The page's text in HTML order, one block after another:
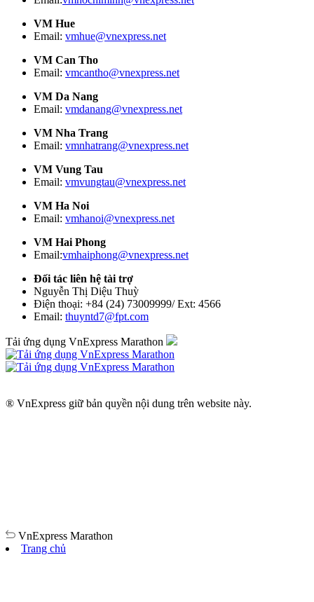
VM Hue
Email: vmhue@vnexpress.net
VM Can Tho
Email: vmcantho@vnexpress.net
VM Da Nang
Email: vmdanang@vnexpress.net
VM Nha Trang
Email: vmnhatrang@vnexpress.net
VM Vung Tau
Email: vmvungtau@vnexpress.net
VM Ha Noi
Email: vmhanoi@vnexpress.net
VM Hai Phong
Email:vmhaiphong@vnexpress.net
Đối tác liên hệ tài trợ
Nguyễn Thị Diệu Thuỳ
Điện thoại: +84 (24) 73009999/ Ext: 4566
Email: thuyntd7@fpt.com
Tải ứng dụng VnExpress Marathon
® VnExpress giữ bản quyền nội dung trên website này.
VnExpress Marathon
Trang chủ